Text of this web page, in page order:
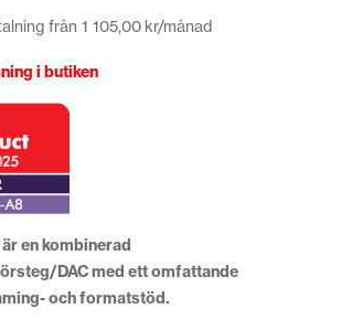
från 1 105,00 kr/månad
i butiken
en kombinerad
DAC med ett omfattande
och formatstöd.